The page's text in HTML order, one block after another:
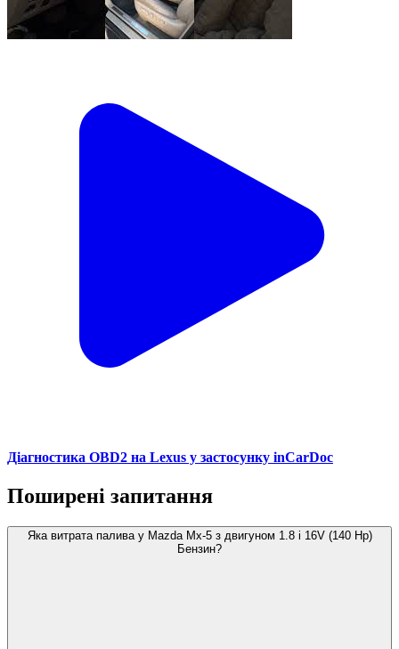
Діагностика OBD2 на Lexus у застосунку inCarDoc
Поширені запитання
Яка витрата палива у Mazda Mx-5 з двигуном 1.8 i 16V (140 Hp)
Бензин?